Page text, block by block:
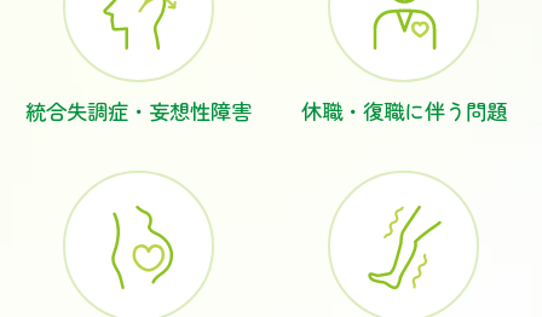
統合失調症・ 妄想性障害 休職・復職に伴う 問題